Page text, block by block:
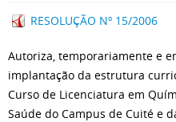
RESOLUÇÃO Nº 15/2006
Autoriza, temporariamente e
implantação da estrutura
Curso de Licenciatura em
Saúde do Campus de Cuité e